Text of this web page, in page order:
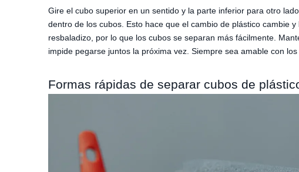
Gire el cubo superior en un sentido y la parte inferior para otro
dentro de los cubos. Esto hace que el cambio de plástico cambie
resbaladizo, por lo que los cubos se separan más fácilmente.
impide pegarse juntos la próxima vez. Siempre sea amable con
Formas rápidas de separar cubos de